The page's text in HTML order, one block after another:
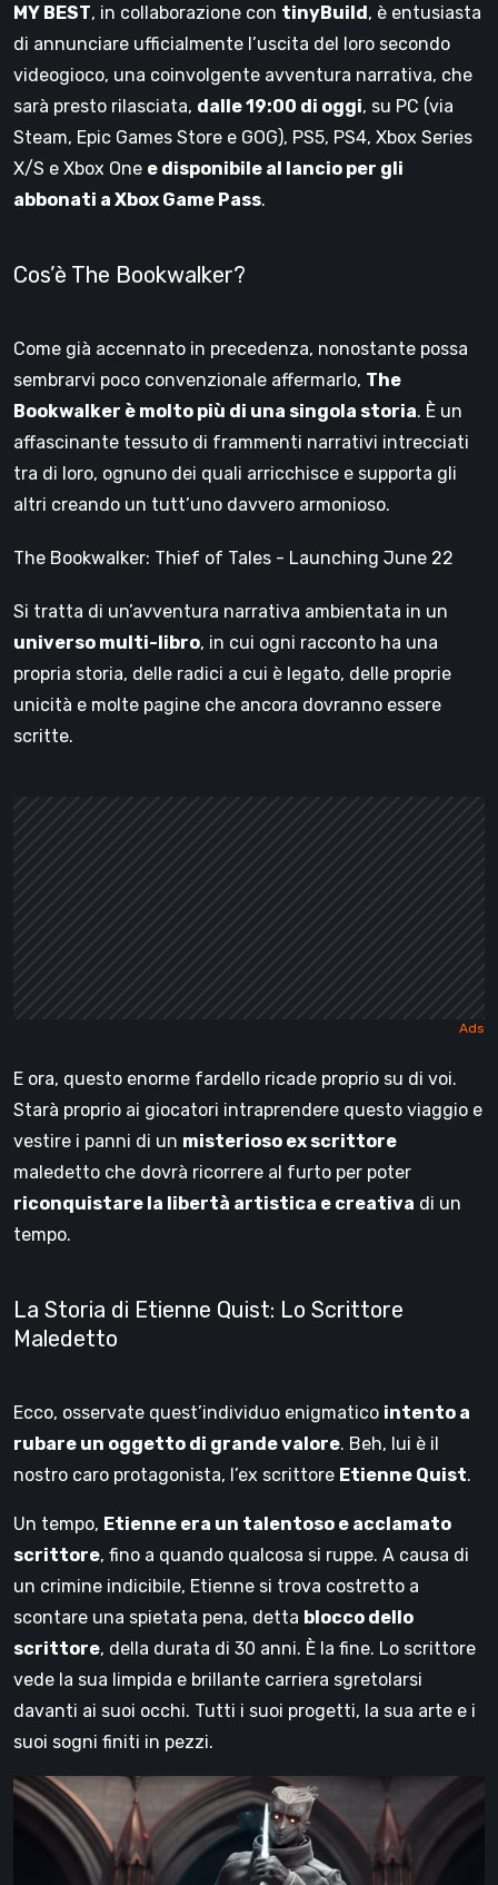
MY BEST, in collaborazione con tinyBuild, è entusiasta
di annunciare ufficialmente l’uscita del loro secondo
videogioco, una coinvolgente avventura narrativa, che
sarà presto rilasciata, dalle 19:00 di oggi, su PC (via
Steam, Epic Games Store e GOG), PS5, PS4, Xbox Series
X/S e Xbox One e disponibile al lancio per gli
abbonati a Xbox Game Pass.
Cos’è The Bookwalker?
Come già accennato in precedenza, nonostante possa
sembrarvi poco convenzionale affermarlo, The
Bookwalker è molto più di una singola storia. È un
affascinante tessuto di frammenti narrativi intrecciati
tra di loro, ognuno dei quali arricchisce e supporta gli
altri creando un tutt’uno davvero armonioso.
The Bookwalker: Thief of Tales - Launching June 22
Si tratta di un’avventura narrativa ambientata in un
universo multi-libro, in cui ogni racconto ha una
propria storia, delle radici a cui è legato, delle proprie
unicità e molte pagine che ancora dovranno essere
scritte.
E ora, questo enorme fardello ricade proprio su di voi.
Starà proprio ai giocatori intraprendere questo viaggio e
vestire i panni di un misterioso ex scrittore
maledetto che dovrà ricorrere al furto per poter
riconquistare la libertà artistica e creativa di un
tempo.
La Storia di Etienne Quist: Lo Scrittore
Maledetto
Ecco, osservate quest’individuo enigmatico intento a
rubare un oggetto di grande valore. Beh, lui è il
nostro caro protagonista, l’ex scrittore Etienne Quist.
Un tempo, Etienne era un talentoso e acclamato
scrittore, fino a quando qualcosa si ruppe. A causa di
un crimine indicibile, Etienne si trova costretto a
scontare una spietata pena, detta blocco dello
scrittore, della durata di 30 anni. È la fine. Lo scrittore
vede la sua limpida e brillante carriera sgretolarsi
davanti ai suoi occhi. Tutti i suoi progetti, la sua arte e i
suoi sogni finiti in pezzi.